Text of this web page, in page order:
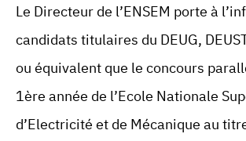
Le Directeur de l’ENSEM porte à
candidats titulaires du DEUG,
ou équivalent que le concours
1ère année de l’Ecole Nationale
d’Electricité et de Mécanique au